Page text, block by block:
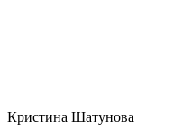
Кристина Шатунова